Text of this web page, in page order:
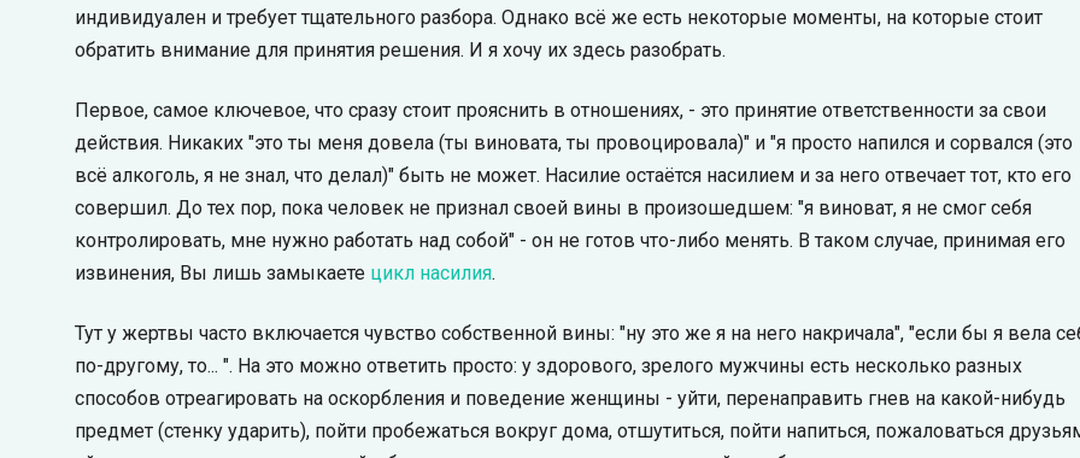
индивидуален и требует тщательного разбора. Однако всё же есть некоторые моменты, на которые стоит
обратить внимание для принятия решения. И я хочу их здесь разобрать.
Первое, самое ключевое, что сразу стоит прояснить в отношениях, - это принятие ответственности за свои
действия. Никаких "это ты меня довела (ты виновата, ты провоцировала)" и "я просто напился и сорвался (это
всё алкоголь, я не знал, что делал)" быть не может. Насилие остаётся насилием и за него отвечает тот, кто его
совершил. До тех пор, пока человек не признал своей вины в произошедшем: "я виноват, я не смог себя
контролировать, мне нужно работать над собой" - он не готов что-либо менять. В таком случае, принимая его
извинения, Вы лишь замыкаете цикл насилия.
Тут у жертвы часто включается чувство собственной вины: "ну это же я на него накричала", "если бы я вела
по-другому, то... ". На это можно ответить просто: у здорового, зрелого мужчины есть несколько разных
способов отреагировать на оскорбления и поведение женщины - уйти, перенаправить гнев на какой-нибудь
предмет (стенку ударить), пойти пробежаться вокруг дома, отшутиться, пойти напиться, пожаловаться